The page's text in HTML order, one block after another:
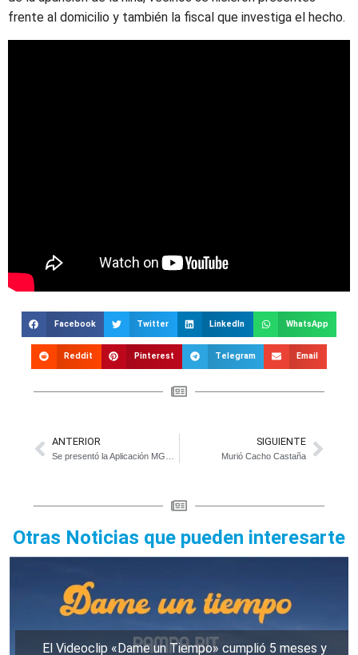
frente al domicilio y también la fiscal que investiga el hecho.
Facebook Twitter LinkedIn WhatsApp
Reddit Pinterest Telegram Email
ANTERIOR SIGUIENTE
Murió Cacho Castaña
Otras Noticias que pueden interesarte
El Videoclip «Dame un Tiempo» cumplió 5 meses y